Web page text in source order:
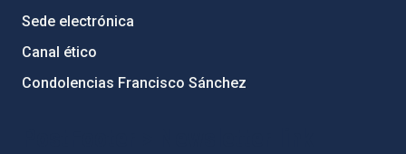
Sede electrónica
Canal ético
Condolencias Francisco Sánchez